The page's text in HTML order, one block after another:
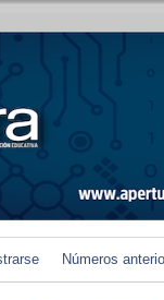
Números